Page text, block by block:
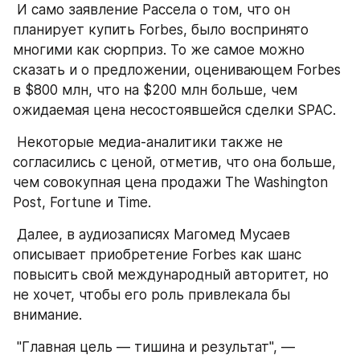
планирует купить Forbes, было воспринято
многими как сюрприз. То же самое можно
сказать и о предложении, оценивающем Forbes
в $800 млн, что на $200 млн больше, чем
ожидаемая цена несостоявшейся сделки SPAC.
согласились с ценой, отметив, что она больше,
чем совокупная цена продажи The Washington
Post, Fortune и Time.
описывает приобретение Forbes как шанс
повысить свой международный авторитет, но
не хочет, чтобы его роль привлекала бы
внимание.